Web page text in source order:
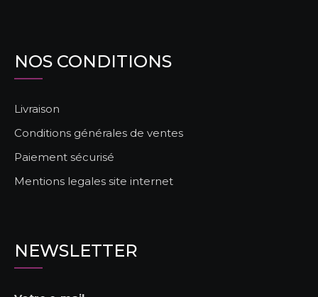
NOS CONDITIONS
Livraison
Conditions générales de ventes
Paiement sécurisé
Mentions legales site internet
NEWSLETTER